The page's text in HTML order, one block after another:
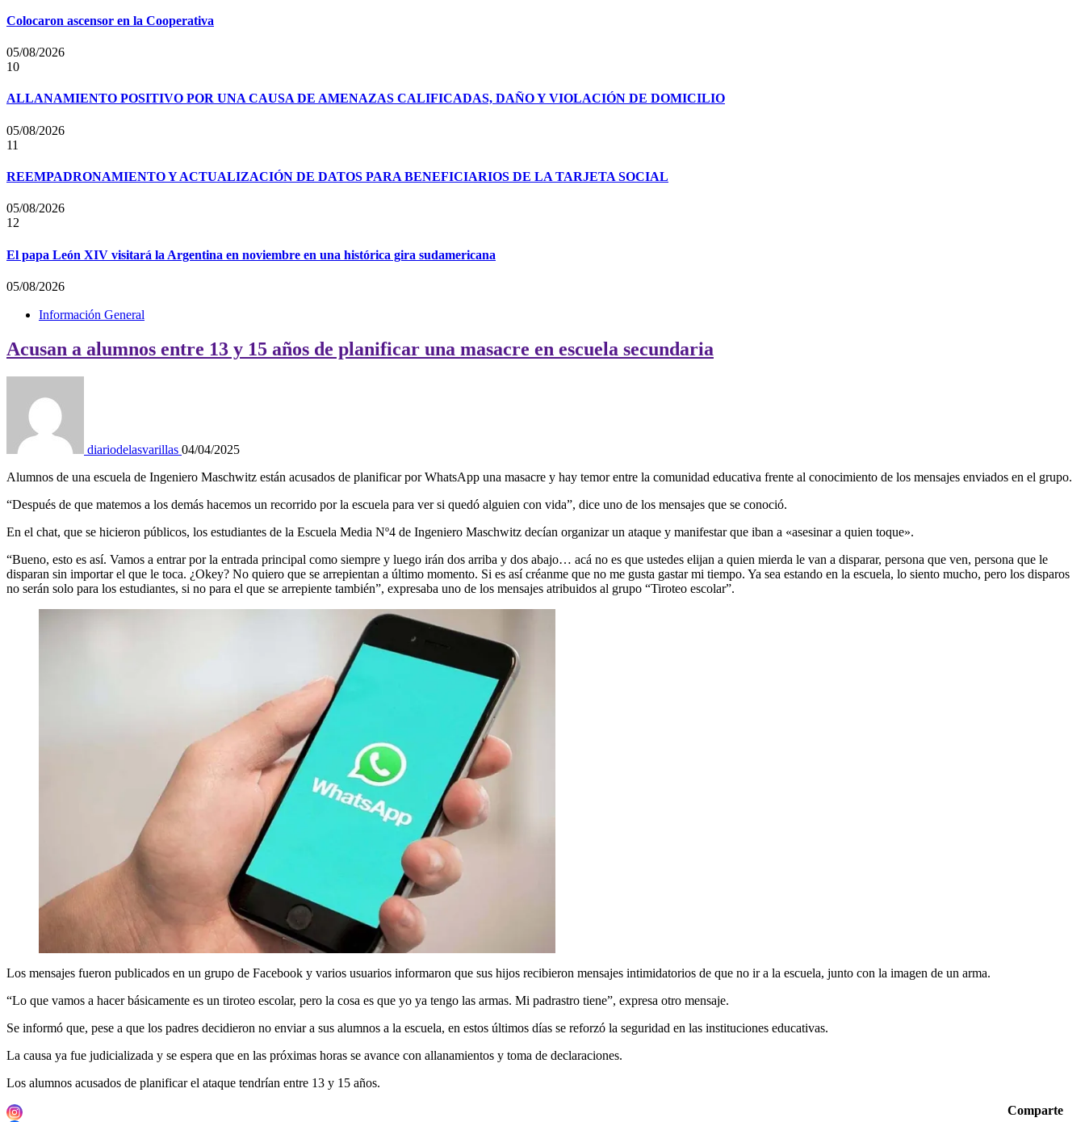
Colocaron ascensor en la Cooperativa
05/08/2026
10
ALLANAMIENTO POSITIVO POR UNA CAUSA DE AMENAZAS CALIFICADAS, DAÑO Y VIOLACIÓN DE DOMICILIO
05/08/2026
11
REEMPADRONAMIENTO Y ACTUALIZACIÓN DE DATOS PARA BENEFICIARIOS DE LA TARJETA SOCIAL
05/08/2026
12
El papa León XIV visitará la Argentina en noviembre en una histórica gira sudamericana
05/08/2026
Información General
Acusan a alumnos entre 13 y 15 años de planificar una masacre en escuela secundaria
diariodelasvarillas 04/04/2025
Alumnos de una escuela de Ingeniero Maschwitz están acusados de planificar por WhatsApp una masacre y hay temor entre la comunidad educativa frente al conocimiento de los mensajes enviados en el grupo.
“Después de que matemos a los demás hacemos un recorrido por la escuela para ver si quedó alguien con vida”, dice uno de los mensajes que se conoció.
En el chat, que se hicieron públicos, los estudiantes de la Escuela Media Nº4 de Ingeniero Maschwitz decían organizar un ataque y manifestar que iban a «asesinar a quien toque».
“Bueno, esto es así. Vamos a entrar por la entrada principal como siempre y luego irán dos arriba y dos abajo… acá no es que ustedes elijan a quien mierda le van a disparar, persona que ven, persona que le
disparan sin importar el que le toca. ¿Okey? No quiero que se arrepientan a último momento. Si es así créanme que no me gusta gastar mi tiempo. Ya sea estando en la escuela, lo siento mucho, pero los disparos
no serán solo para los estudiantes, si no para el que se arrepiente también”, expresaba uno de los mensajes atribuidos al grupo “Tiroteo escolar”.
Los mensajes fueron publicados en un grupo de Facebook y varios usuarios informaron que sus hijos recibieron mensajes intimidatorios de que no ir a la escuela, junto con la imagen de un arma.
“Lo que vamos a hacer básicamente es un tiroteo escolar, pero la cosa es que yo ya tengo las armas. Mi padrastro tiene”, expresa otro mensaje.
Se informó que, pese a que los padres decidieron no enviar a sus alumnos a la escuela, en estos últimos días se reforzó la seguridad en las instituciones educativas.
La causa ya fue judicializada y se espera que en las próximas horas se avance con allanamientos y toma de declaraciones.
Los alumnos acusados de planificar el ataque tendrían entre 13 y 15 años.
Comparte